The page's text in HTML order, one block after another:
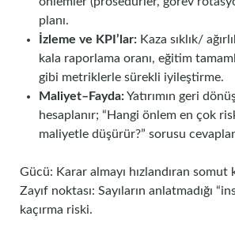
planı.
İzleme ve KPI’lar: Kaza sıklık/
kala raporlama oranı, eğitim
gibi metriklerle sürekli iyileştirme.
Maliyet–Fayda:Yatırımın geri
hesaplanır; “Hangi önlem en çok
maliyetle düşürür?” sorusu
Gücü: Karar almayı hızlandıran somut
Zayıf noktası: Sayıların anlatmadığı
kaçırma riski.